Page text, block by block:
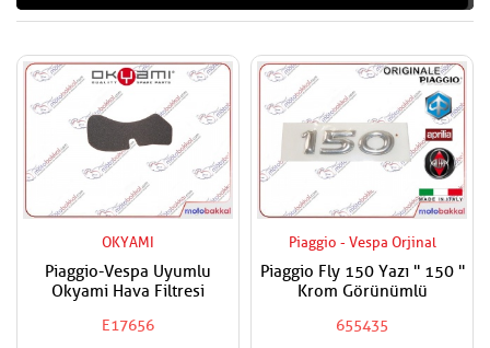
OKYAMI
Piaggio-Vespa Uyumlu
Okyami Hava Filtresi
E17656
Piaggio - Vespa Orjinal
Piaggio Fly 150 Yazı '' 150 ''
Krom Görünümlü
655435